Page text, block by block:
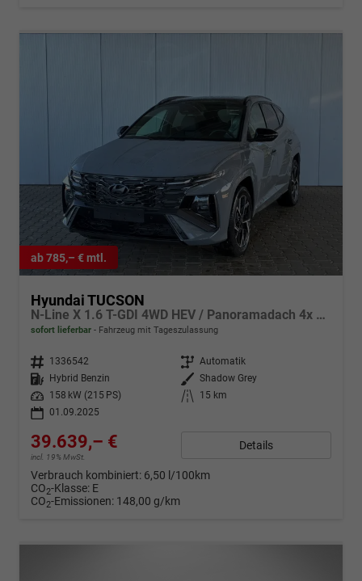
ab 785,– € mtl.
Hyundai TUCSON
N-Line X 1.6 T-GDI 4WD HEV / Panoramadach 4x Shz ACC Head-Up Krell-Soundsystem E-Klappe Matrix-LED E-Sitze Alu 19"
sofort lieferbar Fahrzeug mit Tageszulassung
Fahrzeugnr. 1336542 Getriebe Automatik
Kraftstoff
Hybrid Benzin Außenfarbe Shadow Grey
Leistung
158 kW (215 PS) Kilometerstand
15 km
01.09.2025
39.639,– €
incl. 19% MwSt.
Details
Verbrauch kombiniert: 6,50 l/100km
CO2-Klasse: E
CO2-Emissionen: 148,00 g/km